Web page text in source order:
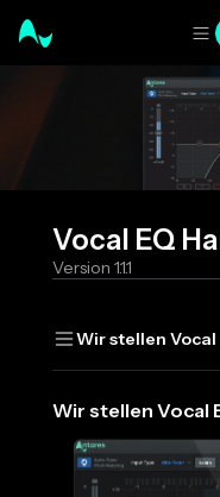
Vocal EQ
Version 1.1.1
Wir stellen Vocal
Wir stellen Vocal